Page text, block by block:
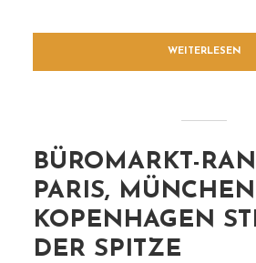
WEITERLESEN
BÜROMARKT-
PARIS,
KOPENHAGEN
DER SPITZE